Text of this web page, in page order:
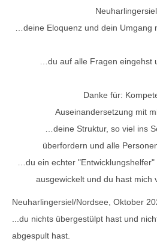
…deine Eloquenz und dein Umgang
…du auf alle Fragen eingehst
Danke für:
Auseinandersetzung mit
…deine Struktur, so viel ins
überfordern und alle
…du ein echter
ausgewickelt und du hast mich
Neuharlingersiel/Nordsee, Oktober
...du nichts übergestülpt hast und
abgespult hast.